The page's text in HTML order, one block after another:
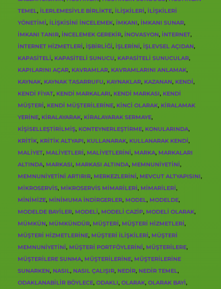
TEMEL, ILERLEMESIYLE BIRLIKTE, ILIŞKILERI, ILIŞKILERI
YÖNETIMI, ILIŞKISINI INCELEMEK, IMKANI, IMKANI SUNAR,
IMKANI TANIR, INCELEMEK GEREKIR, İNOVASYON, INTERNET,
INTERNET HIZMETLERI, IŞBIRLIĞI, IŞLERINI, IŞLEVSEL AÇIDAN,
KAPASITELI, KAPASITELI SUNUCU, KAPASITELI SUNUCULAR,
KAPILARINI AÇAR, KAVRAMLAR, KAVRAMLARINI ANLAMAK,
KAYNAK, KAYNAK TASARRUFU, KAYNAKLAR, KAZANAN, KENDI,
KENDI FIYAT, KENDI MARKALARI, KENDI MARKASI, KENDI
MÜŞTERI, KENDI MÜŞTERILERINE, KINCI OLARAK, KIRALAMAK
YERINE, KIRALAYARAK, KIRALAYARAK SERMAYE,
KIŞISELLEŞTIRILMIŞ, KONTEYNERLEŞTIRME, KONULARINDA,
KRITIK, KRITIK ALTYAPI, KULLANARAK, KULLANARAK KENDI,
MALIYET, MALIYETLERI, MALIYETLERINI, MARKA, MARKALARI
ALTINDA, MARKASI, MARKASI ALTINDA, MEMNUNIYETINI,
MEMNUNIYETINI ARTIRIR, MERKEZLERINI, MEVCUT ALTYAPISINI,
MIKROSERVIS, MIKROSERVIS MIMARILERI, MIMARILERI,
MINIMIZE, MINIMUMA INDIRGERLER, MODEL, MODELDE,
MODELDE BAYILER, MODELI, MODELI CAZIP, MODELI OLARAK,
MÜMKÜN, MÜMKÜNDÜR, MÜŞTERI, MÜŞTERI HIZMETLERI,
MÜŞTERI HIZMETLERINE, MÜŞTERI İLIŞKILERI, MÜŞTERI
MEMNUNIYETINI, MÜŞTERI PORTFÖYLERINI, MÜŞTERILERE,
MÜŞTERILERE SUNMA, MÜŞTERILERINE, MÜŞTERILERINE
SUNARKEN, NASIL, NASIL ÇALIŞIR, NEDIR, NEDIR TEMEL,
ODAKLANABILIR BÖYLECE, ODAKLI, OLARAK, OLARAK BAYI,